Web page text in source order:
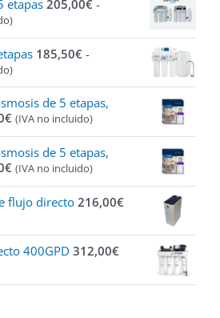
etapas 205,00€ -
185,50€ -
de 5 etapas,
€ (IVA no incluido)
de 5 etapas,
€ (IVA no incluido)
flujo directo216,00€
400GPD 312,00€